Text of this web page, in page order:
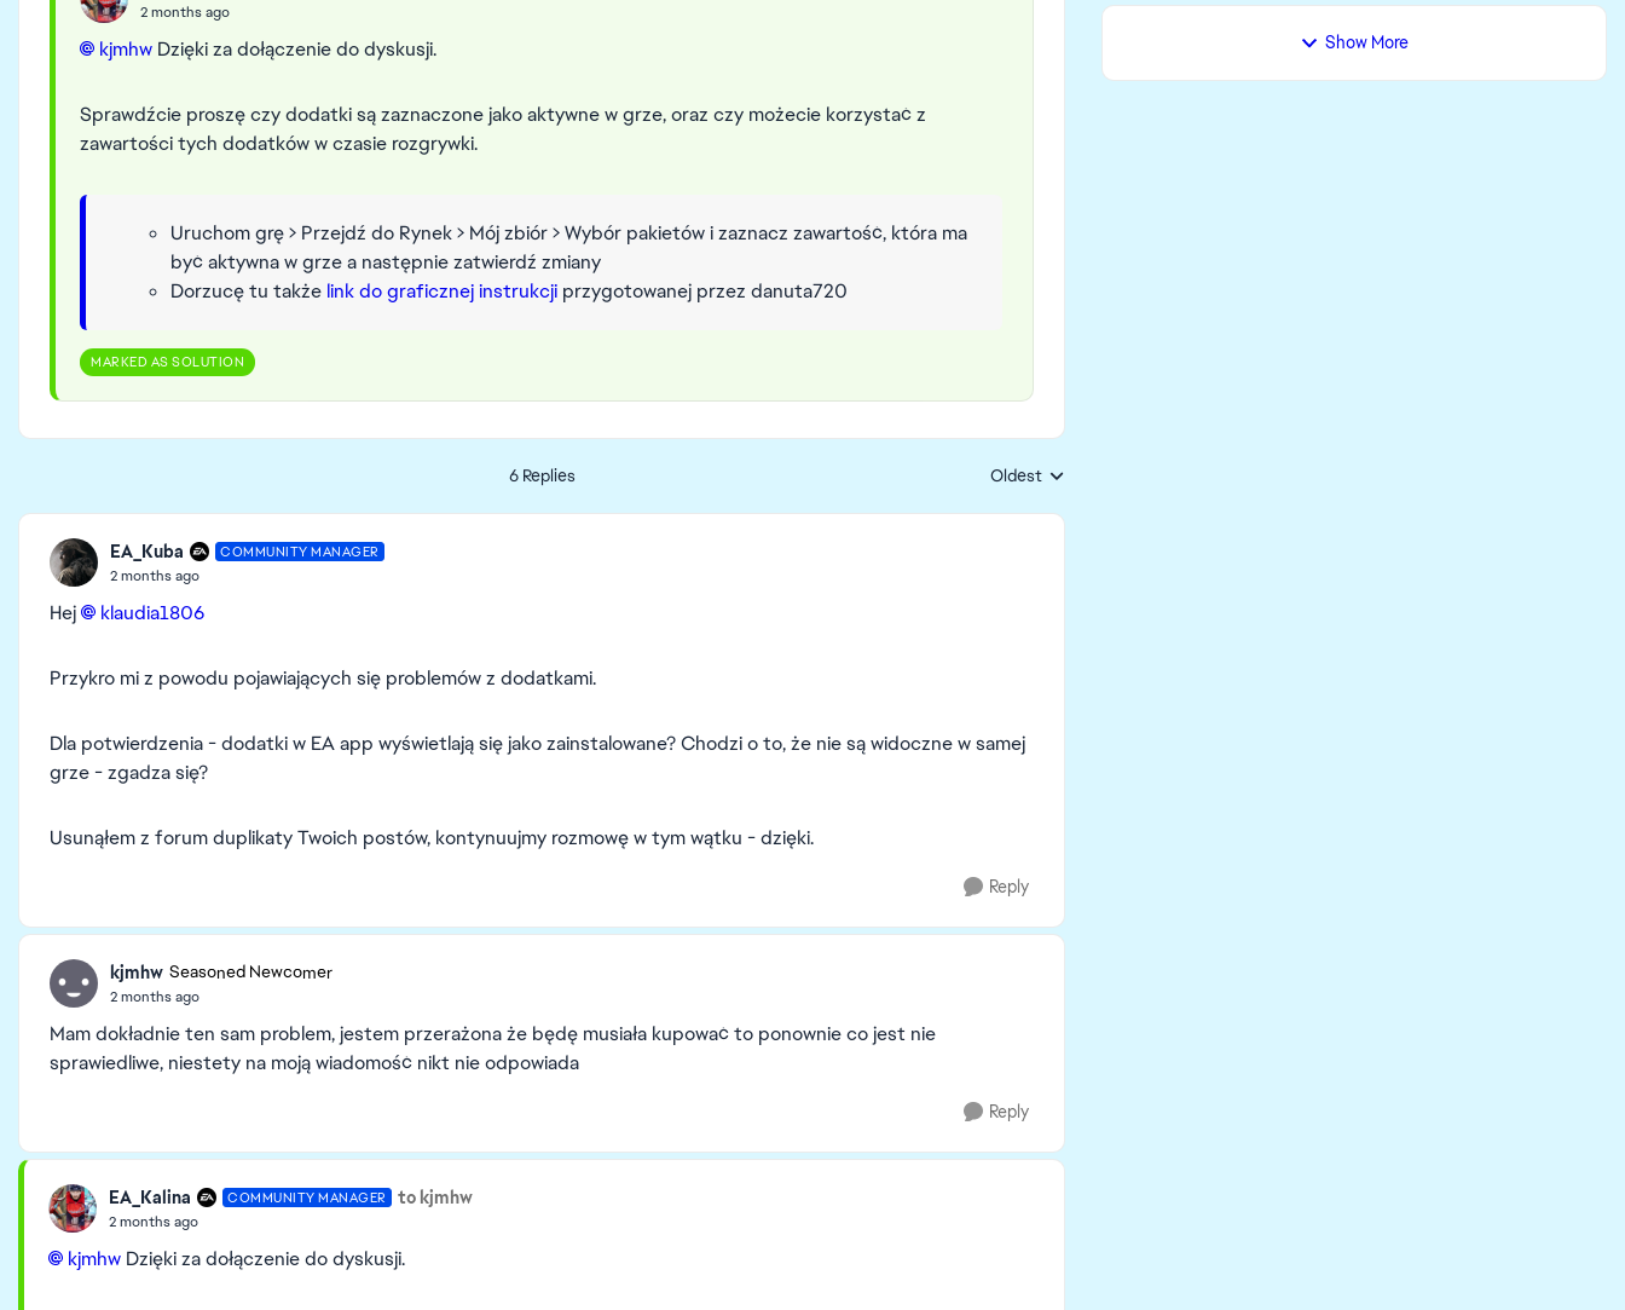
2 months ago
kjmhw​ Dzięki za dołączenie do dyskusji.
Sprawdźcie proszę czy dodatki są zaznaczone jako aktywne w grze, oraz czy możecie korzystać z
zawartości tych dodatków w czasie rozgrywki.
Uruchom grę > Przejdź do Rynek > Mój zbiór > Wybór pakietów i zaznacz zawartość, która ma
być aktywna w grze a następnie zatwierdź zmiany
Dorzucę tu także link do graficznej instrukcji przygotowanej przez danuta720
MARKED AS SOLUTION
6 Replies Replies sorted by
Oldest
EA_Kuba COMMUNITY MANAGER
2 months ago
Hej klaudia1806​
Przykro mi z powodu pojawiających się problemów z dodatkami.
Dla potwierdzenia - dodatki w EA app wyświetlają się jako zainstalowane? Chodzi o to, że nie są widoczne w samej
grze - zgadza się?
Usunąłem z forum duplikaty Twoich postów, kontynuujmy rozmowę w tym wątku - dzięki.
Reply
kjmhw Seasoned Newcomer
2 months ago
Mam dokładnie ten sam problem, jestem przerażona że będę musiała kupować to ponownie co jest nie
sprawiedliwe, niestety na moją wiadomość nikt nie odpowiada
Reply
EA_Kalina COMMUNITY MANAGER to kjmhw
2 months ago
kjmhw​ Dzięki za dołączenie do dyskusji.
Show More